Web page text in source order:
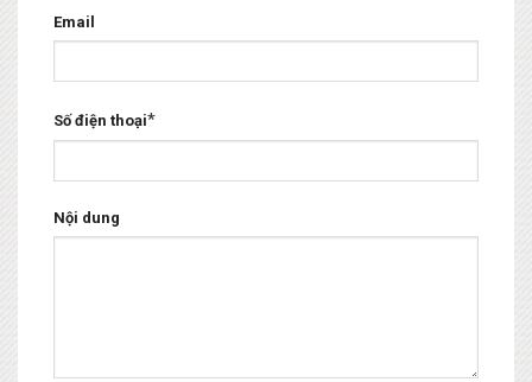
Email
Số điện thoại*
Nội dung